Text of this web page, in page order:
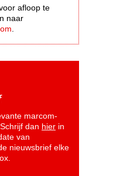
afloop te
naar
marcom-
dan hier in
van
nieuwsbrief elke